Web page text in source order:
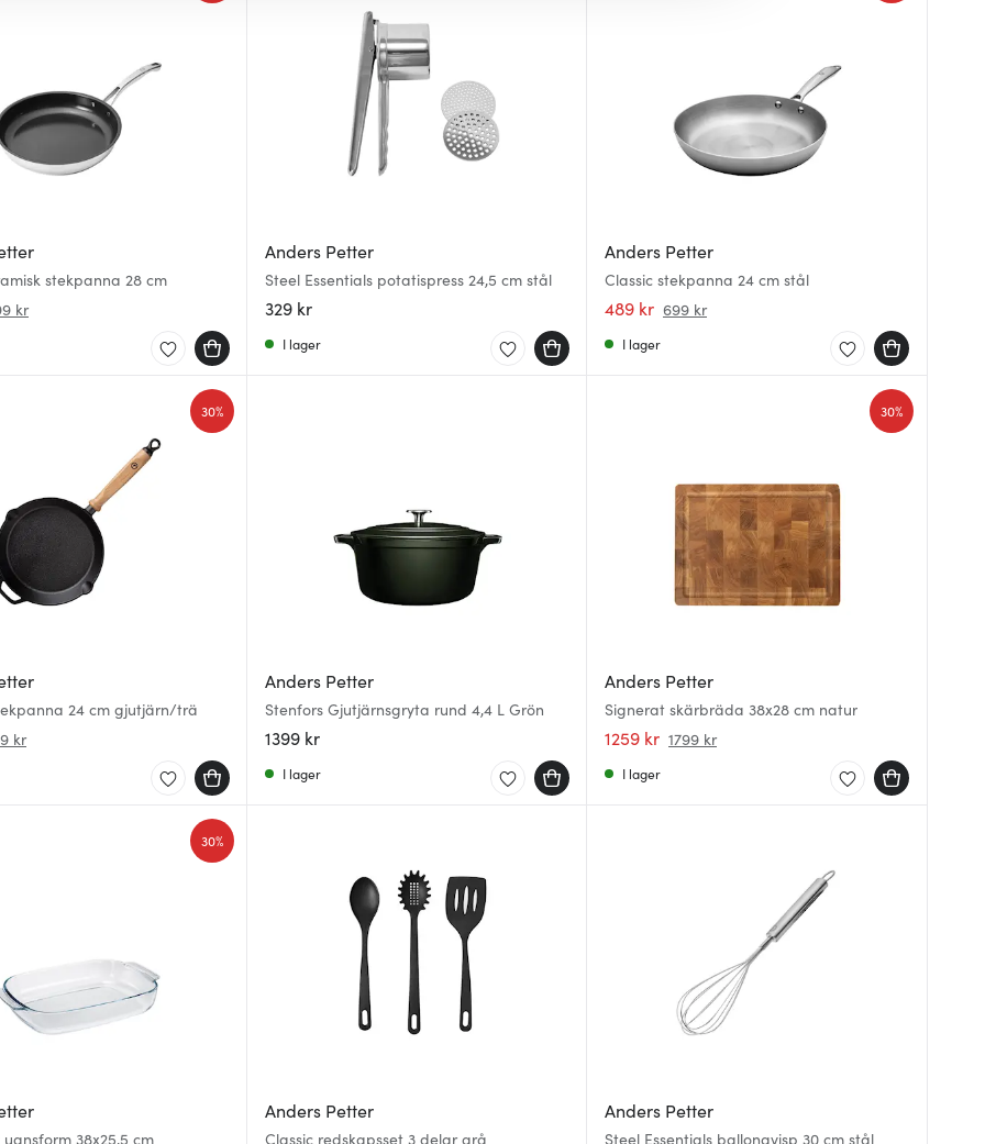
stekpanna 28 cm
kr
Anders Petter
Steel Essentials potatispress 24,5 cm stål
329 kr
I lager
Anders Petter
Classic stekpanna 24 cm stål
489 kr 699 kr
I lager
24 cm gjutjärn/trä
kr
30%
Anders Petter
Stenfors Gjutjärnsgryta rund 4,4 L Grön
1399 kr
I lager
Anders Petter
Signerat skärbräda 38x28 cm natur
1259 kr 1799 kr
30%
I lager
38x25,5 cm
30%
Anders Petter
Classic redskapsset 3 delar grå
Anders Petter
Steel Essentials ballongvisp 30 cm stål